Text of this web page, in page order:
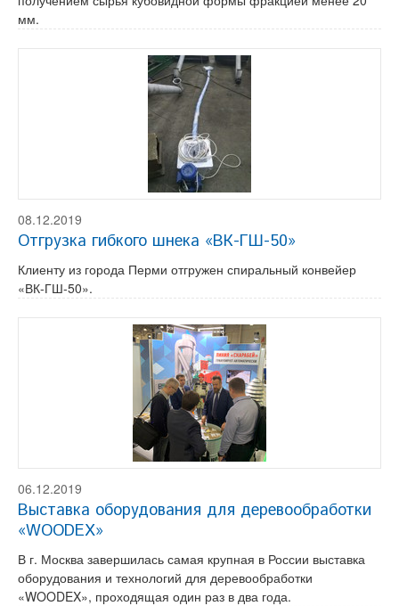
мм.
08.12.2019
Отгрузка гибкого шнека «ВК-ГШ-50»
Клиенту из города Перми отгружен спиральный конвейер
«ВК-ГШ-50».
06.12.2019
Выставка оборудования для деревообработки
«WOODEX»
В г. Москва завершилась самая крупная в России выставка
оборудования и технологий для деревообработки
«WOODEX», проходящая один раз в два года.